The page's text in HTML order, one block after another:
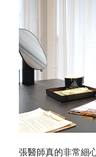
張醫師真的非常細